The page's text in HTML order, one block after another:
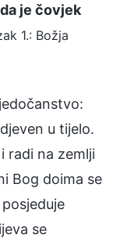
je čovjek
1.: Božja
u tijelo.
radi na zemlji
Bog doima se
se